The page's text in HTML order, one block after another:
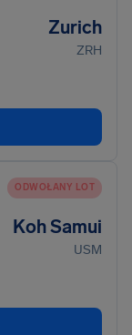
Zurich
ZRH
ODWOŁANY LOT
Koh Samui
USM